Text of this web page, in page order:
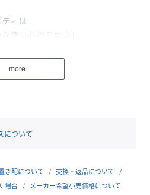
ィは
使い心地を両立し、
ます。
19
more
について
き配について
交換・返品について
場合
メーカー希望小売価格について